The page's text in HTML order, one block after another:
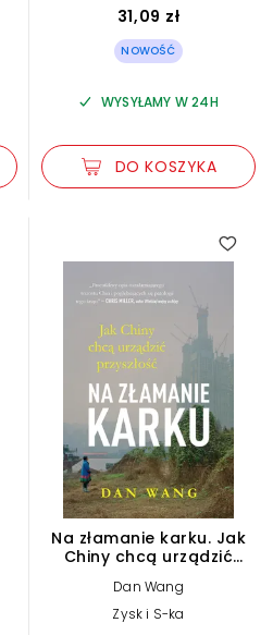
31,09 zł
NOWOŚĆ
WYSYŁAMY W 24H
DO KOSZYKA
Na złamanie karku. Jak
Chiny chcą urządzić
Dan Wang
Zysk i S-ka